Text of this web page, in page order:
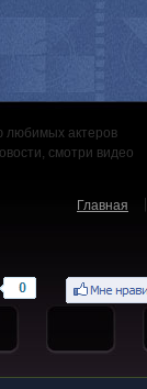
любимых актеров
смотри видео
Главная